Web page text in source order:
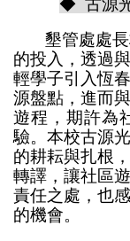
◆ 古源
墾管處處長
的投入，透過
輕學子引入恆
源盤點，進而
遊程，期許為
驗。本校古源
的耕耘與扎根
轉譯，讓社區
責任之處，也
的機會。